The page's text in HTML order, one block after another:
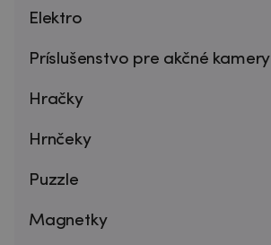
Elektro
Príslušenstvo pre akčné kamery
Hračky
Hrnčeky
Puzzle
Magnetky